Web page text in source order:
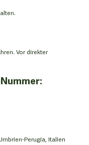
Vor direkter
Perugia, Italien